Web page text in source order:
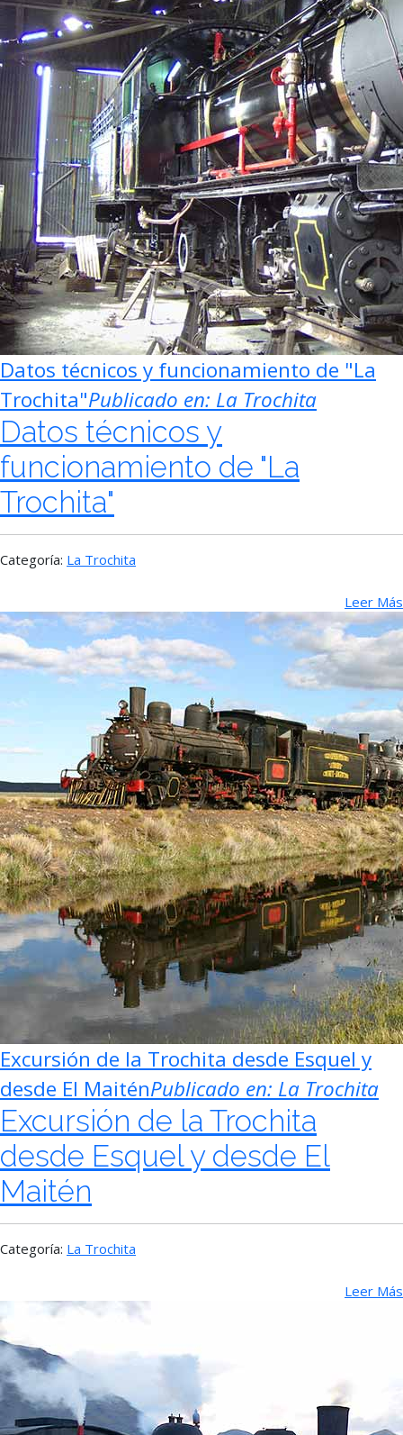
Datos técnicos y funcionamiento de "La
Trochita"Publicado en: La Trochita
Datos técnicos y
funcionamiento de "La
Trochita"
Categoría: La Trochita
Leer Más
Excursión de la Trochita desde Esquel y
desde El MaiténPublicado en: La Trochita
Excursión de la Trochita
desde Esquel y desde El
Maitén
Categoría: La Trochita
Leer Más